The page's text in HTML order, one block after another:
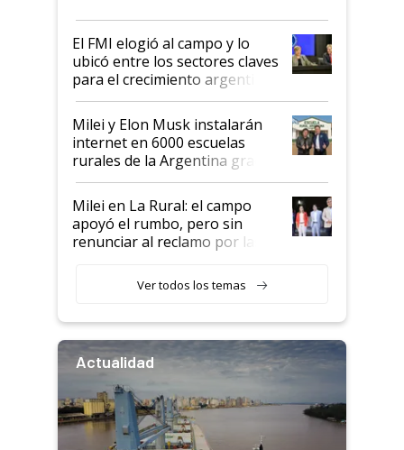
de Milei
El FMI elogió al campo y lo
ubicó entre los sectores claves
para el crecimiento argentino
Milei y Elon Musk instalarán
internet en 6000 escuelas
rurales de la Argentina gracias
a un acuerdo con Starlink
Milei en La Rural: el campo
apoyó el rumbo, pero sin
renunciar al reclamo por las
Ver todos los temas
Actualidad